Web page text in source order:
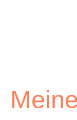
Vermischtes